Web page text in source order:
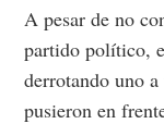
A pesar de no
partido político,
derrotando uno
pusieron en